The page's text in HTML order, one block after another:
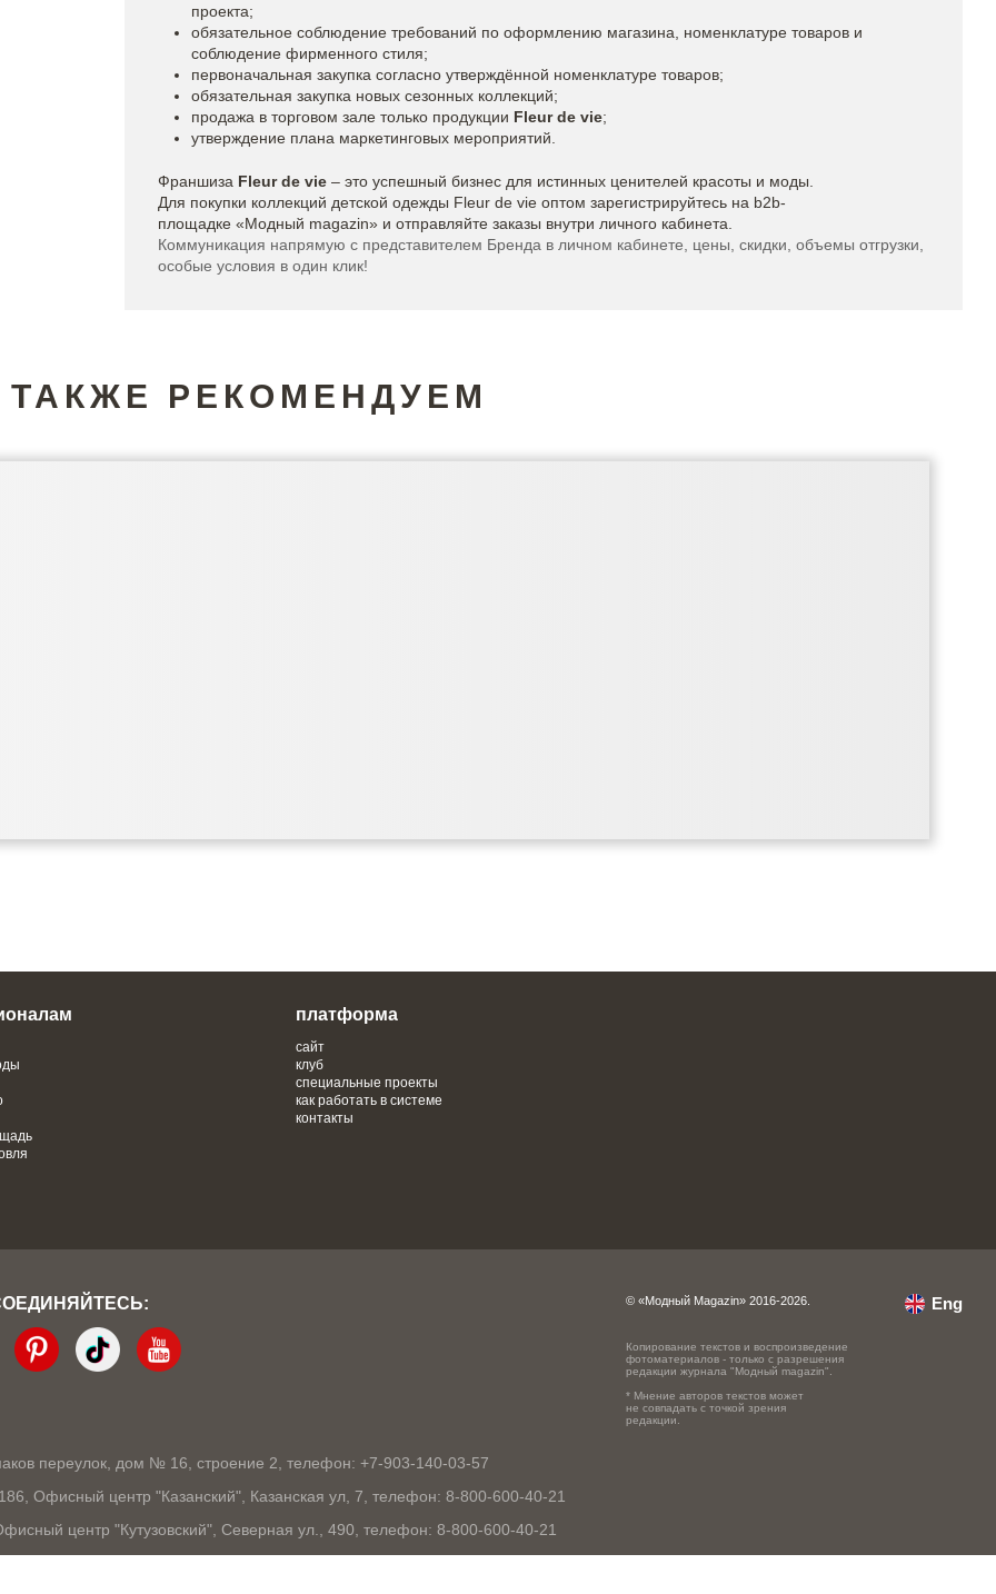
проекта;
обязательное соблюдение требований по оформлению магазина, номенклатуре товаров и
соблюдение фирменного стиля;
первоначальная закупка согласно утверждённой номенклатуре товаров;
обязательная закупка новых сезонных коллекций;
продажа в торговом зале только продукции Fleur de vie;
утверждение плана маркетинговых мероприятий.
Франшиза Fleur de vie – это успешный бизнес для истинных ценителей красоты и моды.
Для покупки коллекций детской одежды Fleur de vie оптом зарегистрируйтесь на b2b-
площадке «Модный magazin» и отправляйте заказы внутри личного кабинета.
Коммуникация напрямую с представителем Бренда в личном кабинете, цены, скидки, объемы отгрузки,
особые условия в один клик!
ТАКЖЕ РЕКОМЕНДУЕМ
платформа
сайт
клуб
специальные проекты
как работать в системе
контакты
переулок, дом № 16, строение 2, телефон: +7-903-140-03-57
Офисный центр "Казанский", Казанская ул, 7, телефон: 8-800-600-40-21
центр "Кутузовский", Северная ул., 490, телефон: 8-800-600-40-21
© «Модный Magazin» 2016-2026.
Копирование текстов и воспроизведение
фотоматериалов - только с разрешения
редакции журнала "Модный magazin".
* Мнение авторов текстов может
не совпадать с точкой зрения
редакции.
Eng